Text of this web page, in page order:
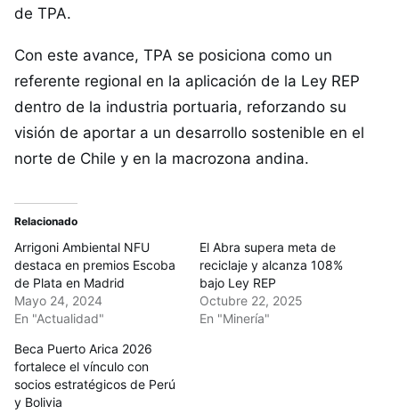
de TPA.
Con este avance, TPA se posiciona como un
referente regional en la aplicación de la Ley REP
dentro de la industria portuaria, reforzando su
visión de aportar a un desarrollo sostenible en el
norte de Chile y en la macrozona andina.
Relacionado
Arrigoni Ambiental NFU
destaca en premios Escoba
de Plata en Madrid
Mayo 24, 2024
En "Actualidad"
El Abra supera meta de
reciclaje y alcanza 108%
bajo Ley REP
Octubre 22, 2025
En "Minería"
Beca Puerto Arica 2026
fortalece el vínculo con
socios estratégicos de Perú
y Bolivia